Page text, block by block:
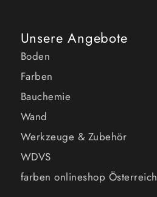
Unsere Angebote
Boden
Farben
Bauchemie
Wand
Werkzeuge & Zubehör
WDVS
farben onlineshop Österreich